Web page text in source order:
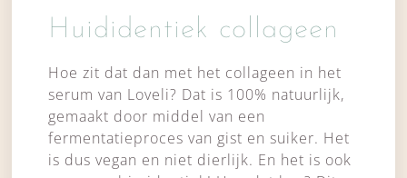
Huididentiek collageen
Hoe zit dat dan met het collageen in het
serum van Loveli? Dat is 100% natuurlijk,
gemaakt door middel van een
fermentatieproces van gist en suiker. Het
is dus vegan en niet dierlijk. En het is ook